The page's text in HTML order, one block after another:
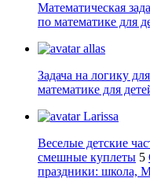
Математическая
по математике для
allas
Задача на логику
математике для
Larissa
Веселые детские
смешные куплеты 5
праздники: школа,